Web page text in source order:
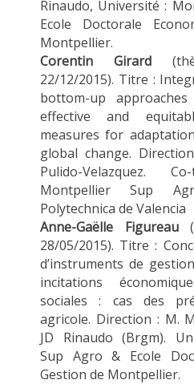
Rinaudo, Université :
Ecole Doctorale
Montpellier.
Corentin Girard
22/12/2015). Titre :
bottom-up
effective and
measures for
global change.
Pulido-Velazquez.
Montpellier Sup
Polytechnica de Valencia
Anne-Gaëlle Figureau
28/05/2015). Titre :
d’instruments de
incitations
sociales : cas des
agricole. Direction : M.
JD Rinaudo (Brgm).
Sup Agro & Ecole
Gestion de Montpellier.